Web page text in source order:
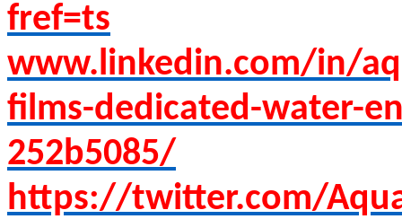
fref=ts
www.linkedin.com/in/
films-dedicated-water-
252b5085/
https://twitter.com/